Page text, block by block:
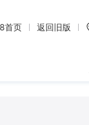
首页 返回旧版